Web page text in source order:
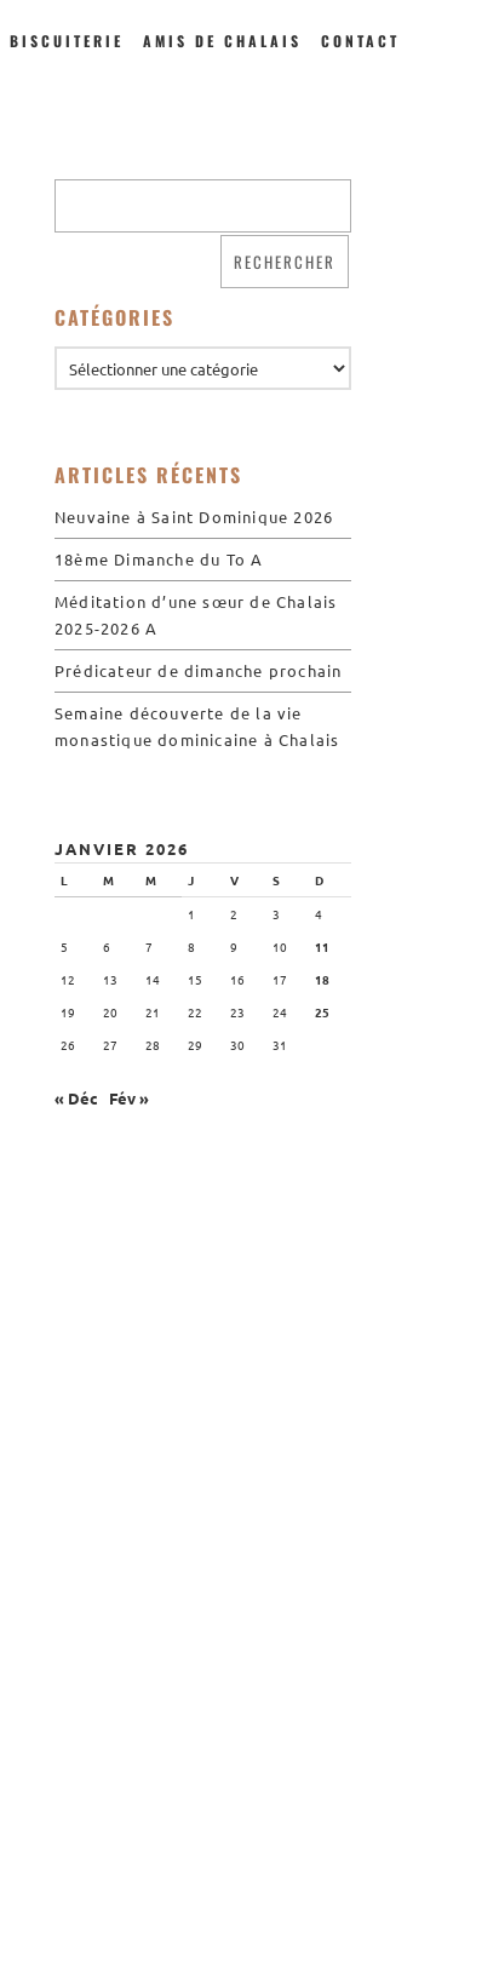
BISCUITERIE AMIS DE CHALAIS CONTACT
Qui sommes nous ?
Saint Dominique
Nous aider !
Les restaurations de
l’Église
Accueil monastique
Demande de séjour
Séjours étudiant(e)s
La boutique – Librairie
CATÉGORIES
ARTICLES RÉCENTS
Neuvaine à Saint Dominique 2026
18ème Dimanche du To A
Méditation d’une sœur de Chalais
2025-2026 A
Prédicateur de dimanche prochain
Semaine découverte de la vie
monastique dominicaine à Chalais
JANVIER 2026
L M M J V S
D
1
2 3
4
5
6 7 8 9 10
11
12
13 14 15 16 17
18
19
20 21 22 23 24
25
26
27 28 29 30 31
« Déc Fév »